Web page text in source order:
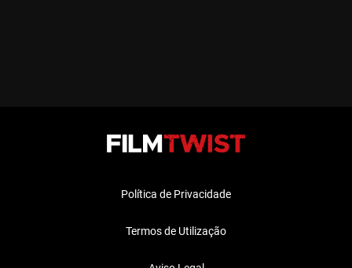
Política de Privacidade
Termos de Utilização